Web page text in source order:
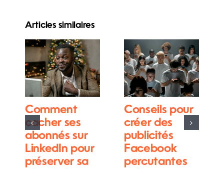
Articles similaires
Comment
cacher ses
abonnés sur
LinkedIn pour
préserver sa
Conseils pour
créer des
publicités
Facebook
percutantes